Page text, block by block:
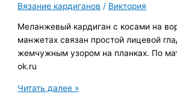
Вязание кардиганов / Виктория
Меланжевый кардиган с косами на
манжетах связан простой лицевой
жемчужным узором на планках. По
ok.ru
Вязаный
Читать далее »